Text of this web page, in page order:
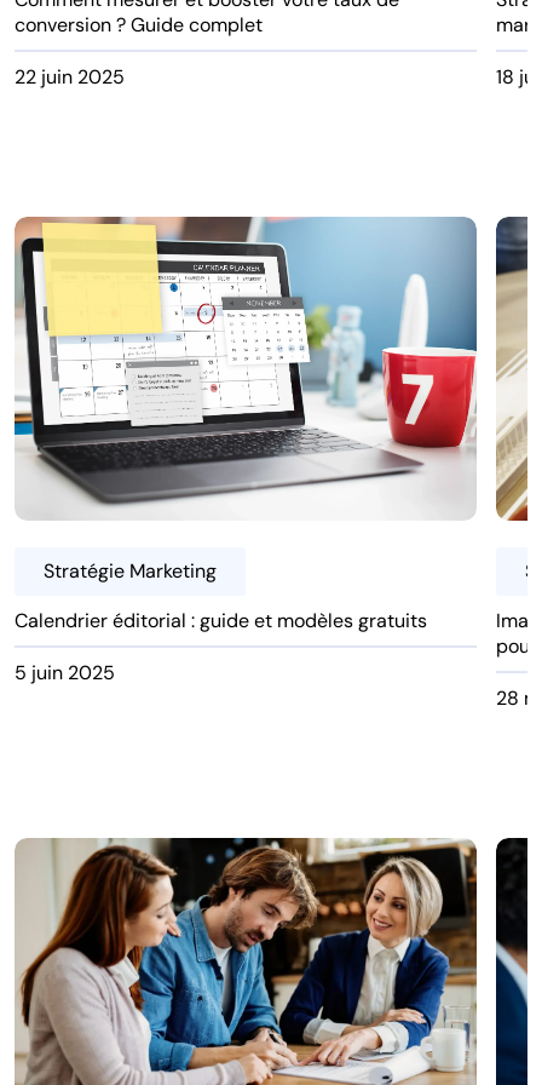
conversion ? Guide complet
22 juin 2025 18
Stratégie Marketing
Calendrier éditorial : guide et modèles gratuits
5 juin 2025
pour
28